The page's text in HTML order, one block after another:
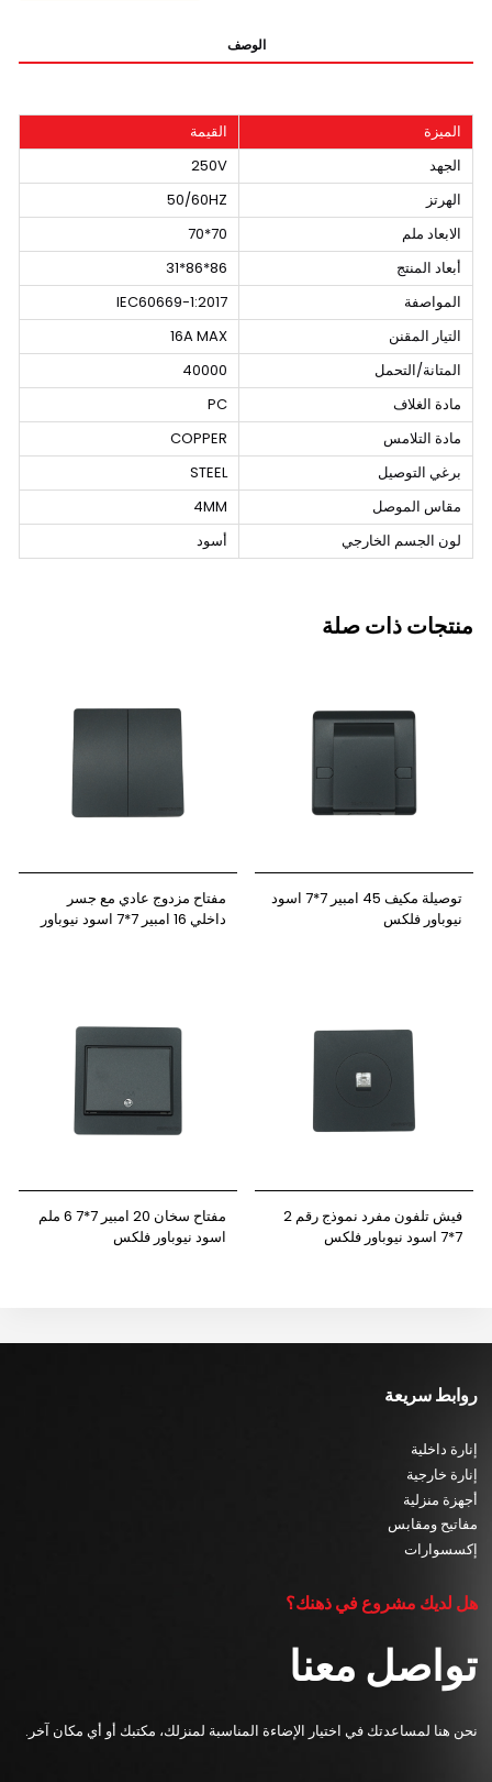
الوصف
الميزة
القيمة
الجهد
250V
الهرتز
50/60HZ
الابعاد ملم
70*70
أبعاد المنتج
86*86*31
المواصفة
IEC60669-1:2017
التيار المقنن
16A MAX
المتانة/التحمل
40000
مادة الغلاف
PC
مادة التلامس
COPPER
برغي التوصيل
STEEL
مقاس الموصل
4MM
لون الجسم الخارجي
أسود
منتجات ذات صلة
توصيلة مكيف 45 امبير 7*7 اسود
نيوباور فلكس
مفتاح مزدوج عادي مع جسر
داخلي 16 امبير 7*7 اسود نيوباور
فيش تلفون مفرد نموذج رقم 2
7*7 اسود نيوباور فلكس
مفتاح سخان 20 امبير 7*7 6 ملم
اسود نيوباور فلكس
روابط سريعة
إنارة داخلية
إنارة خارجية
أجهزة منزلية
مفاتيح ومقابس
إكسسوارات
هل لديك مشروع في ذهنك؟
تواصل معنا
نحن هنا لمساعدتك في اختيار الإضاءة المناسبة لمنزلك، مكتبك أو أي مكان آخر.